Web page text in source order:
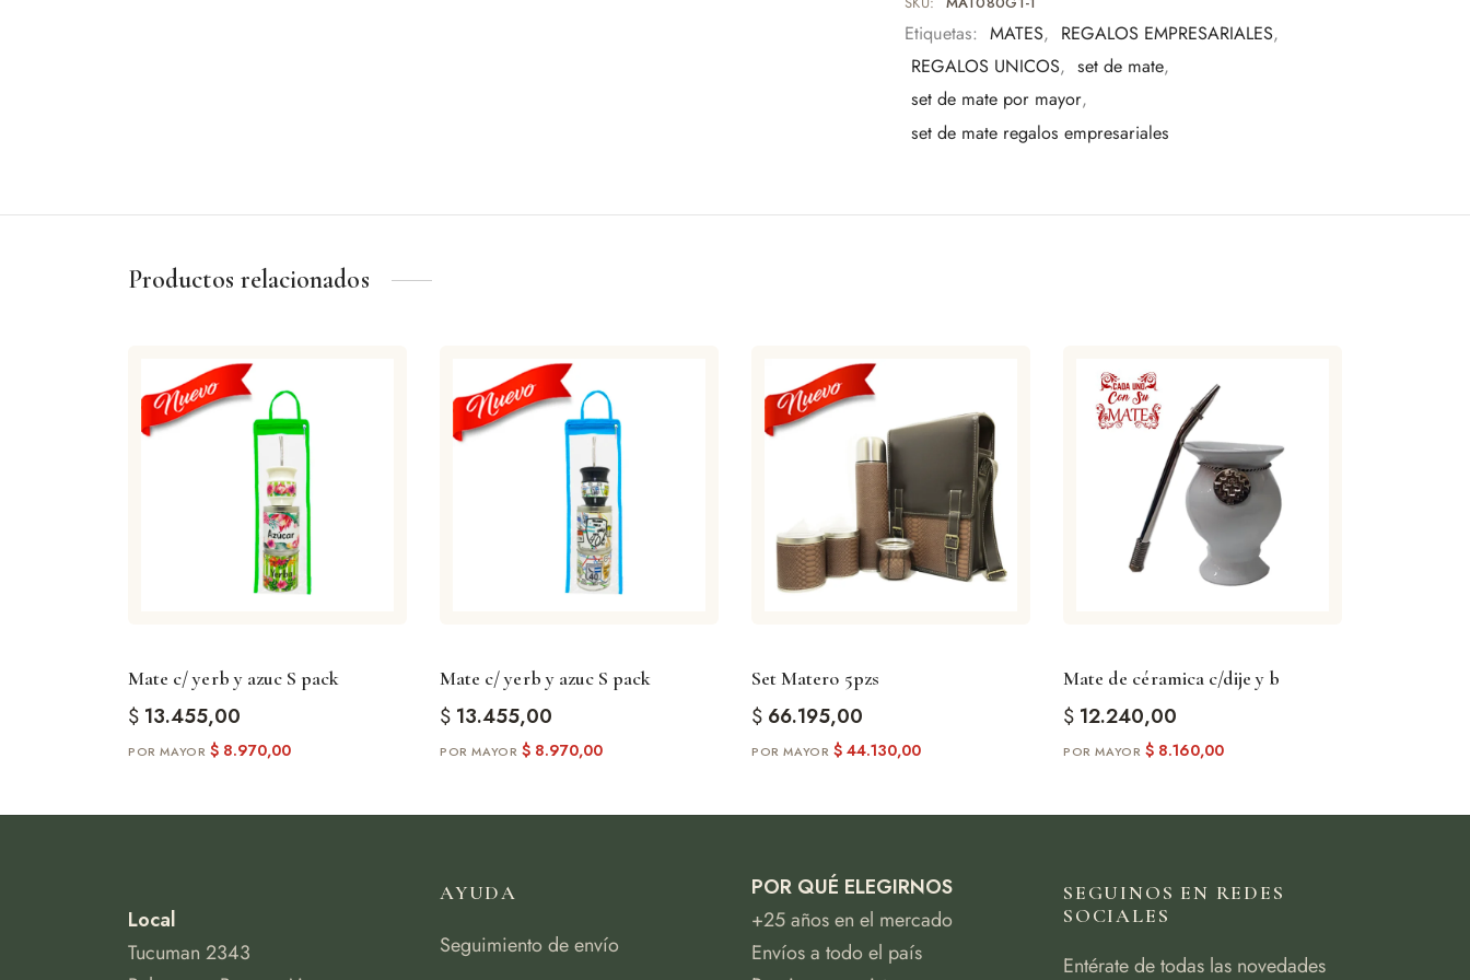
Una pieza pensada para quienes valoran los detalles y la
Etiquetas: MATES, REGALOS EMPRESARIALES,
REGALOS UNICOS, set de mate,
set de mate por mayor,
set de mate regalos empresariales
Productos relacionados
Mate c/ yerb y azuc S pack
$ 13.455,00
$ 8.970,00
Mate c/ yerb y azuc S pack
$ 13.455,00
$ 8.970,00
Set Matero 5pzs
$ 66.195,00
$ 44.130,00
Mate de céramica c/dije y b
$ 12.240,00
$ 8.160,00
Local
Tucuman 2343
AYUDA
Seguimiento de envío
POR QUÉ ELEGIRNOS
+25 años en el mercado
Envíos a todo el país
SEGUINOS EN REDES
SOCIALES
Entérate de todas las novedades